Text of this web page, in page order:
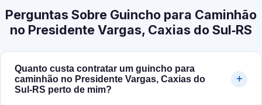
Perguntas Sobre Guincho para Caminhão
no Presidente Vargas, Caxias do Sul‑RS
Quanto custa contratar um guincho para
caminhão no Presidente Vargas, Caxias do
Sul‑RS perto de mim?